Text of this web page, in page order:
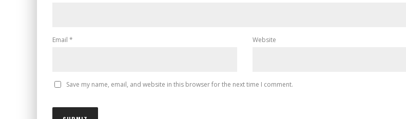
Email * Website
Save my name, email, and website in this browser for the next time I comment.